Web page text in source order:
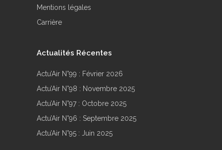
Mentions légales
Carrière
Actualités Récentes
Actu’Air N°99 : Février 2026
Actu’Air N°98 : Novembre 2025
Actu’Air N°97 : Octobre 2025
Actu’Air N°96 : Septembre 2025
Actu’Air N°95 : Juin 2025